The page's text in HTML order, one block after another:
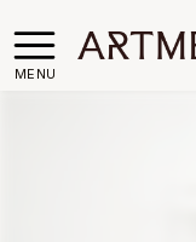
MENU